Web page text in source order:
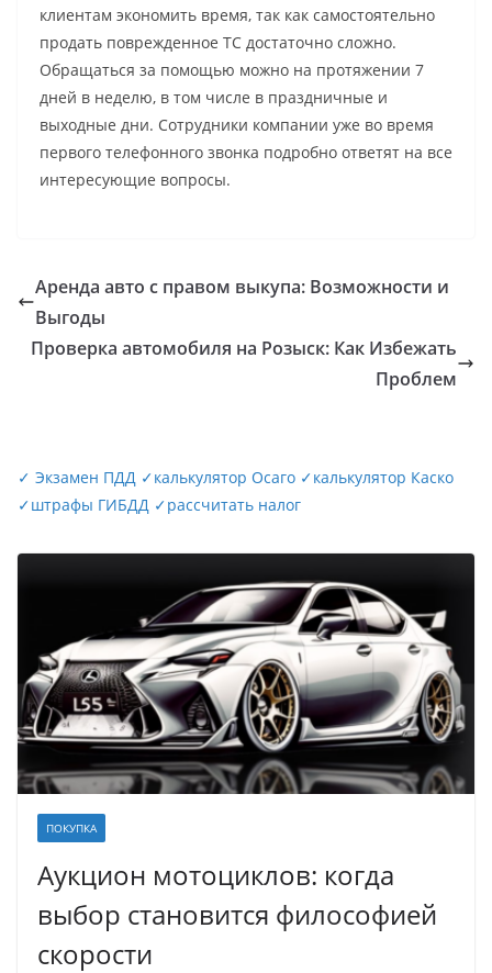
клиентам экономить время, так как самостоятельно
продать поврежденное ТС достаточно сложно.
Обращаться за помощью можно на протяжении 7
дней в неделю, в том числе в праздничные и
выходные дни. Сотрудники компании уже во время
первого телефонного звонка подробно ответят на все
интересующие вопросы.
Аренда авто с правом выкупа: Возможности и
Выгоды
Проверка автомобиля на Розыск: Как Избежать
Проблем
✓ Экзамен ПДД ✓калькулятор Осаго ✓калькулятор Каско
✓штрафы ГИБДД ✓рассчитать налог
ПОКУПКА
Аукцион мотоциклов: когда
выбор становится философией
скорости